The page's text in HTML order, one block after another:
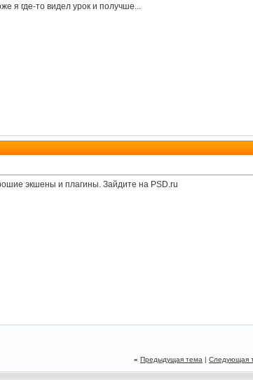
я где-то видел урок и получше...
экшены и плагины. Зайдите на PSD.ru
« Предыдущая тема | Следующая